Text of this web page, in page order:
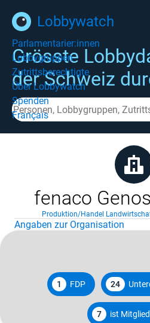
Lobbywatch
Parlamentarier:innen
Lobbygruppen
Zutrittsberechtigte
Über Lobbywatch
Spenden
Français
Grösste
der Schweiz
fenaco
Produktion/Handel
Angaben zur Organisation
1 FDP 24
7 ist